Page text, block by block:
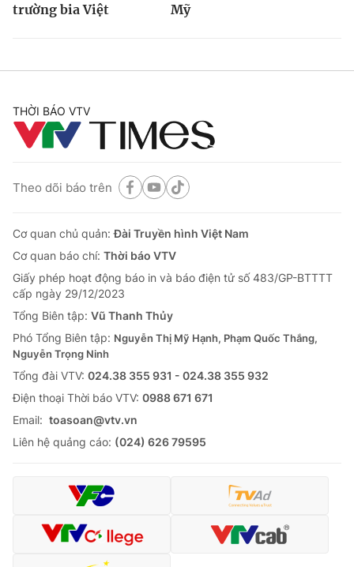
trường bia Việt
Mỹ
THỜI BÁO VTV
Theo dõi báo trên
Cơ quan chủ quản:Đài Truyền hình Việt Nam
Cơ quan báo chí: Thời báo VTV
Giấy phép hoạt động báo in và báo điện tử số 483/GP-BTTTT
cấp ngày 29/12/2023
Tổng Biên tập: Vũ Thanh Thủy
Phó Tổng Biên tập: Nguyễn Thị Mỹ Hạnh, Phạm Quốc Thắng,
Nguyễn Trọng Ninh
Tổng đài VTV: 024.38 355 931 - 024.38 355 932
Ðiện thoại Thời báo VTV: 0988 671 671
Email: toasoan@vtv.vn
Liên hệ quảng cáo: (024) 626 79595